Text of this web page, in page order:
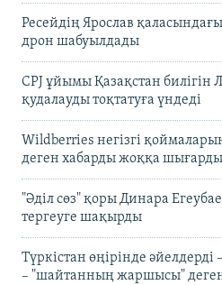
Ресейдің Ярослав
дрон шабуылдады
CPJ ұйымы Қазақстан
қудалауды тоқтатуға үндеді
Wildberries негізгі
деген хабарды жоққа шығарды
"Әділ сөз" қоры Динара
тергеуге шақырды
Түркістан өңірінде
– "шайтанның жаршысы" деген